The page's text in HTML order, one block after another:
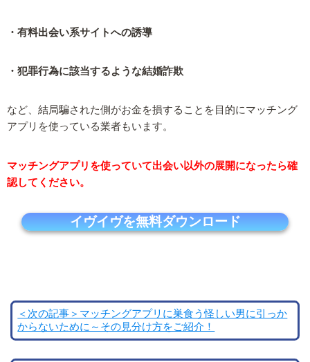
・有料出会い系サイトへの誘導
・犯罪行為に該当するような結婚詐欺
など、結局騙された側がお金を損することを目的にマッチング
アプリを使っている業者もいます。
マッチングアプリを使っていて出会い以外の展開になったら確
認してください。
イヴイヴを無料ダウンロード
＜次の記事＞マッチングアプリに巣食う怪しい男に引っか
からないために～その見分け方をご紹介！